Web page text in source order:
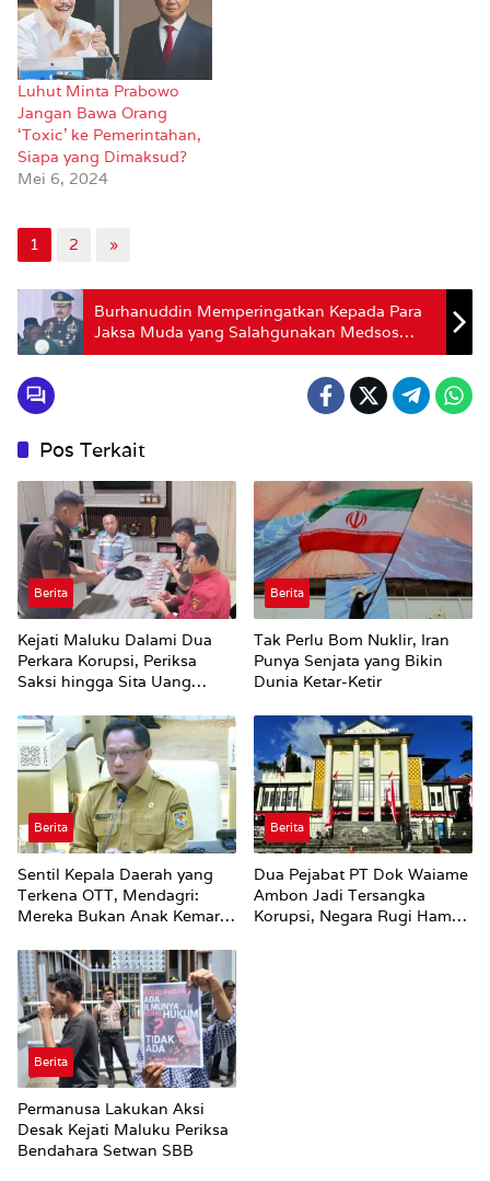
Luhut Minta Prabowo
Jangan Bawa Orang
‘Toxic’ ke Pemerintahan,
Siapa yang Dimaksud?
Mei 6, 2024
1 2 »
Burhanuddin Memperingatkan Kepada Para
Jaksa Muda yang Salahgunakan Medsos
akan Dipecat hingga Dicopot dari Jabatan
Pos Terkait
Berita
Kejati Maluku Dalami Dua
Perkara Korupsi, Periksa
Saksi hingga Sita Uang
Berita
Tak Perlu Bom Nuklir, Iran
Punya Senjata yang Bikin
Dunia Ketar-Ketir
Berita
Sentil Kepala Daerah yang
Terkena OTT, Mendagri:
Mereka Bukan Anak Kemarin
Berita
Dua Pejabat PT Dok Waiame
Ambon Jadi Tersangka
Korupsi, Negara Rugi Hampir
Berita
Permanusa Lakukan Aksi
Desak Kejati Maluku Periksa
Bendahara Setwan SBB